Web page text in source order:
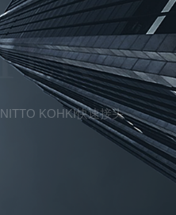
KOHKI快速接头